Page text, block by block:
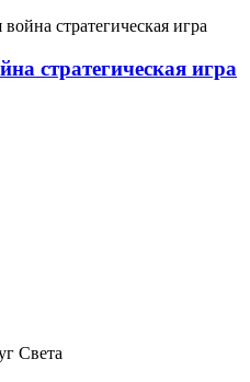
стратегическая игра